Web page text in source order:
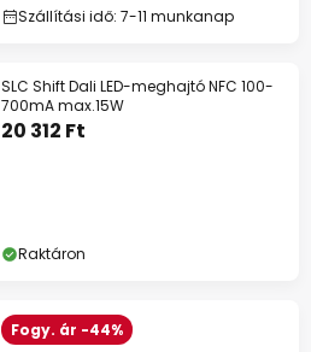
Szállítási idő: 7-11 munkanap
SLC Shift Dali LED-meghajtó NFC 100-
700mA max.15W
20 312 Ft
Raktáron
Fogy. ár -44%